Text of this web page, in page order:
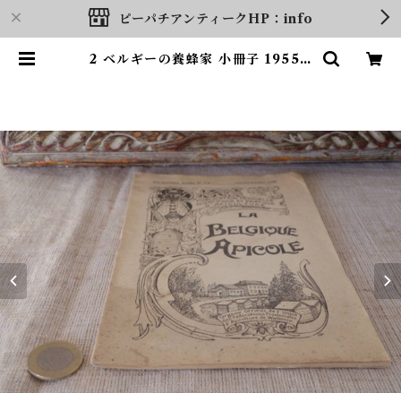
ピーパチアンティークHP：info
2 ベルギーの養蜂家 小冊子 1955 J